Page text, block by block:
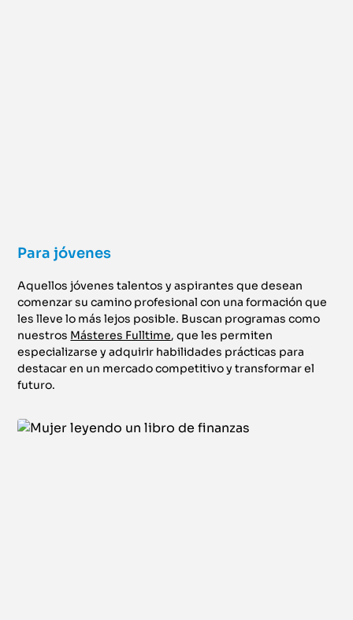
Para jóvenes
Aquellos jóvenes talentos y aspirantes que desean
comenzar su camino profesional con una formación que
les lleve lo más lejos posible. Buscan programas como
nuestros Másteres Fulltime, que les permiten
especializarse y adquirir habilidades prácticas para
destacar en un mercado competitivo y transformar el
futuro.